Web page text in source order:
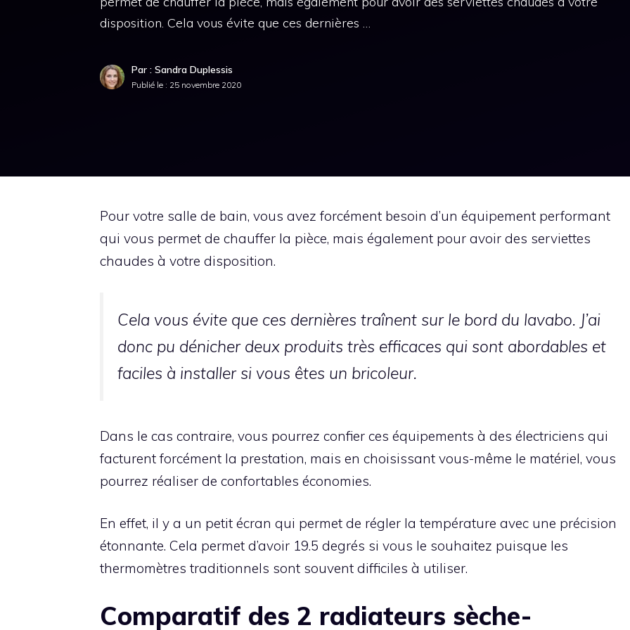
disposition. Cela vous évite que ces dernières …
Par : Sandra Duplessis
Publié le : 25 novembre 2020
Pour votre salle de bain, vous avez forcément besoin d’un équipement performant
qui vous permet de chauffer la pièce, mais également pour avoir des serviettes
chaudes à votre disposition.
Cela vous évite que ces dernières traînent sur le bord du lavabo. J’ai
donc pu dénicher deux produits très efficaces qui sont abordables et
faciles à installer si vous êtes un bricoleur.
Dans le cas contraire, vous pourrez confier ces équipements à des électriciens qui
facturent forcément la prestation, mais en choisissant vous-même le matériel, vous
pourrez réaliser de confortables économies.
En effet, il y a un petit écran qui permet de régler la température avec une précision
étonnante. Cela permet d’avoir 19.5 degrés si vous le souhaitez puisque les
thermomètres traditionnels sont souvent difficiles à utiliser.
Comparatif des 2 radiateurs sèche-